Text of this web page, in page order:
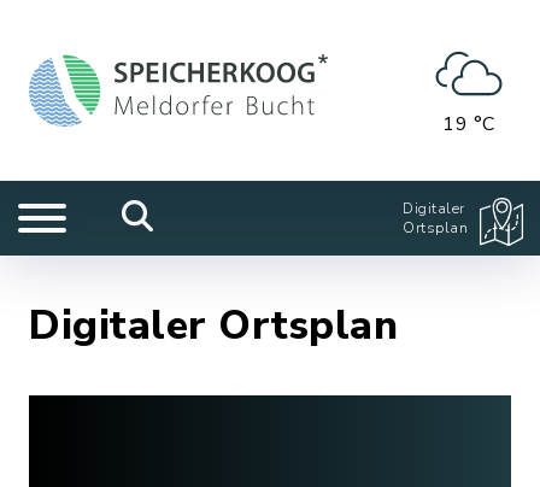
19 °C
Digitaler
Ortsplan
Digitaler Ortsplan